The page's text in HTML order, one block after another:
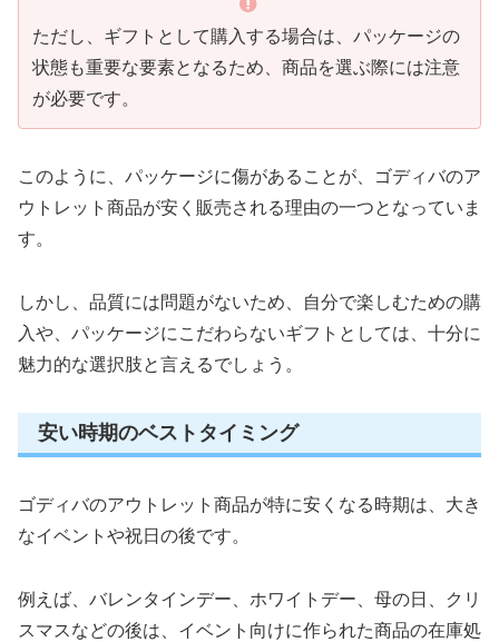
ただし、ギフトとして購入する場合は、パッケージの
状態も重要な要素となるため、商品を選ぶ際には注意
が必要です。
このように、パッケージに傷があることが、ゴディバのア
ウトレット商品が安く販売される理由の一つとなっていま
す。
しかし、品質には問題がないため、自分で楽しむための購
入や、パッケージにこだわらないギフトとしては、十分に
魅力的な選択肢と言えるでしょう。
安い時期のベストタイミング
ゴディバのアウトレット商品が特に安くなる時期は、大き
なイベントや祝日の後です。
例えば、バレンタインデー、ホワイトデー、母の日、クリ
スマスなどの後は、イベント向けに作られた商品の在庫処